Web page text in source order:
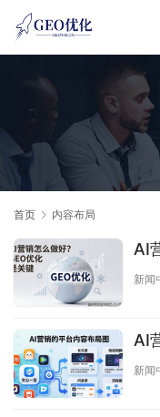
首页 内容布局
AI
新闻
AI
新闻